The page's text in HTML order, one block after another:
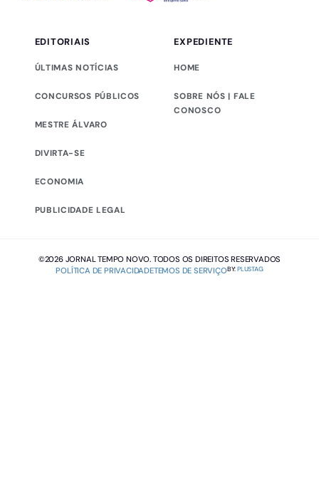
EDITORIAIS
ÚLTIMAS NOTÍCIAS
CONCURSOS PÚBLICOS
MESTRE ÁLVARO
DIVIRTA-SE
ECONOMIA
PUBLICIDADE LEGAL
EXPEDIENTE
HOME
SOBRE NÓS | FALE
CONOSCO
©2026 JORNAL TEMPO NOVO. TODOS OS DIREITOS RESERVADOS
POLÍTICA DE PRIVACIDADETEMOS DE SERVIÇOBY:PLUSTAG